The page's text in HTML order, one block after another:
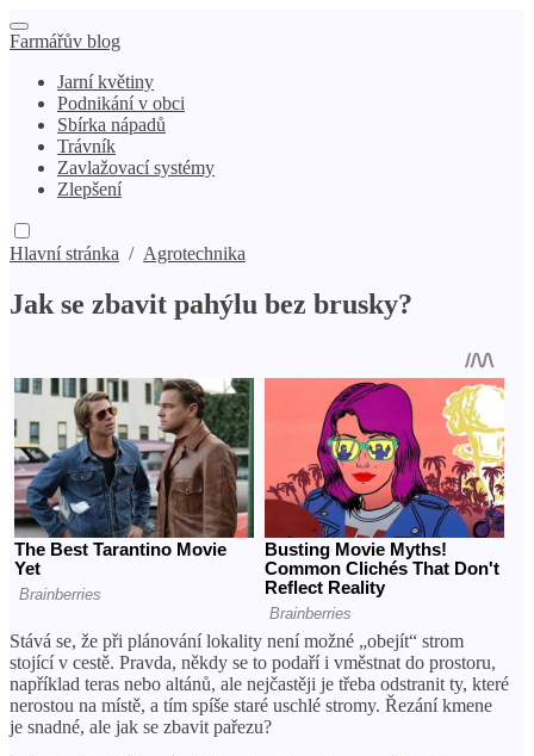
Farmářův blog
Jarní květiny
Podnikání v obci
Sbírka nápadů
Trávník
Zavlažovací systémy
Zlepšení
Hlavní stránka / Agrotechnika
Jak se zbavit pahýlu bez brusky?
Stává se, že při plánování lokality není možné „obejít“ strom
stojící v cestě. Pravda, někdy se to podaří i vměstnat do prostoru,
například teras nebo altánů, ale nejčastěji je třeba odstranit ty, které
nerostou na místě, a tím spíše staré uschlé stromy. Řezání kmene
je snadné, ale jak se zbavit pařezu?